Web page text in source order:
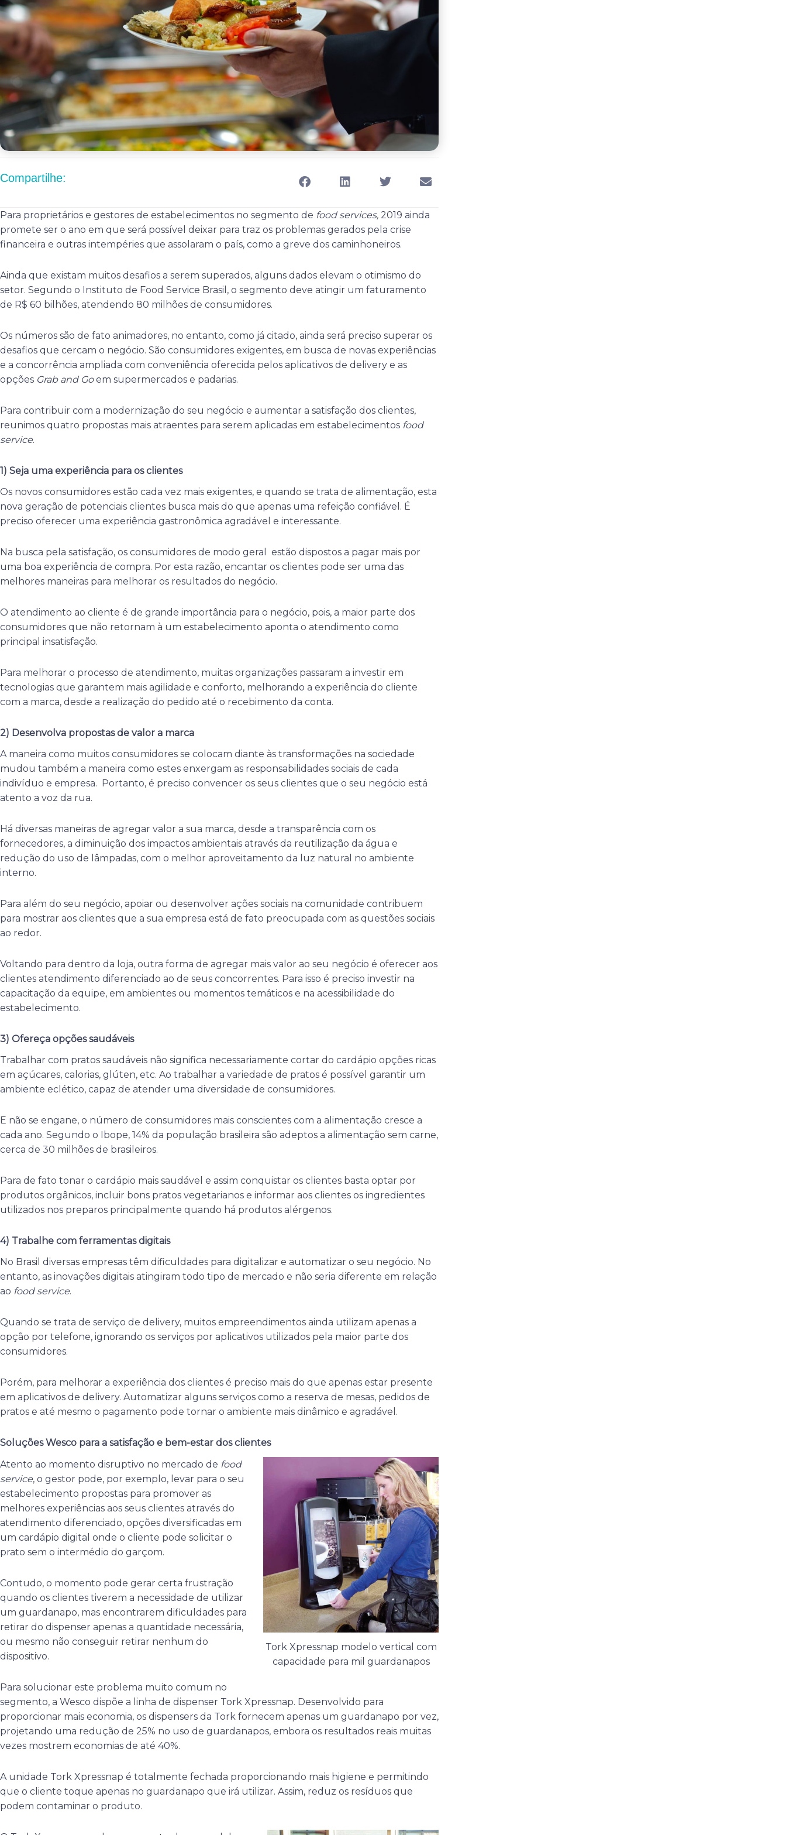
Compartilhe:
Para proprietários e gestores de estabelecimentos no segmento de food services, 2019 ainda
promete ser o ano em que será possível deixar para traz os problemas gerados pela crise
financeira e outras intempéries que assolaram o país, como a greve dos caminhoneiros.
Ainda que existam muitos desafios a serem superados, alguns dados elevam o otimismo do
setor. Segundo o Instituto de Food Service Brasil, o segmento deve atingir um faturamento
de R$ 60 bilhões, atendendo 80 milhões de consumidores.
Os números são de fato animadores, no entanto, como já citado, ainda será preciso superar os
desafios que cercam o negócio. São consumidores exigentes, em busca de novas experiências
e a concorrência ampliada com conveniência oferecida pelos aplicativos de delivery e as
opções Grab and Goem supermercados e padarias.
Para contribuir com a modernização do seu negócio e aumentar a satisfação dos clientes,
reunimos quatro propostas mais atraentes para serem aplicadas em estabelecimentos food
service.
1) Seja uma experiência para os clientes
Os novos consumidores estão cada vez mais exigentes, e quando se trata de alimentação, esta
nova geração de potenciais clientes busca mais do que apenas uma refeição confiável. É
preciso oferecer uma experiência gastronômica agradável e interessante.
Na busca pela satisfação, os consumidores de modo geral estão dispostos a pagar mais por
uma boa experiência de compra. Por esta razão, encantar os clientes pode ser uma das
melhores maneiras para melhorar os resultados do negócio.
O atendimento ao cliente é de grande importância para o negócio, pois, a maior parte dos
consumidores que não retornam à um estabelecimento aponta o atendimento como
principal insatisfação.
Para melhorar o processo de atendimento, muitas organizações passaram a investir em
tecnologias que garantem mais agilidade e conforto, melhorando a experiência do cliente
com a marca, desde a realização do pedido até o recebimento da conta.
2) Desenvolva propostas de valor a marca
A maneira como muitos consumidores se colocam diante às transformações na sociedade
mudou também a maneira como estes enxergam as responsabilidades sociais de cada
indivíduo e empresa. Portanto, é preciso convencer os seus clientes que o seu negócio está
atento a voz da rua.
Há diversas maneiras de agregar valor a sua marca, desde a transparência com os
fornecedores, a diminuição dos impactos ambientais através da reutilização da água e
redução do uso de lâmpadas, com o melhor aproveitamento da luz natural no ambiente
interno.
Para além do seu negócio, apoiar ou desenvolver ações sociais na comunidade contribuem
para mostrar aos clientes que a sua empresa está de fato preocupada com as questões sociais
ao redor.
Voltando para dentro da loja, outra forma de agregar mais valor ao seu negócio é oferecer aos
clientes atendimento diferenciado ao de seus concorrentes. Para isso é preciso investir na
capacitação da equipe, em ambientes ou momentos temáticos e na acessibilidade do
estabelecimento.
3) Ofereça opções saudáveis
Trabalhar com pratos saudáveis não significa necessariamente cortar do cardápio opções ricas
em açúcares, calorias, glúten, etc. Ao trabalhar a variedade de pratos é possível garantir um
ambiente eclético, capaz de atender uma diversidade de consumidores.
E não se engane, o número de consumidores mais conscientes com a alimentação cresce a
cada ano. Segundo o Ibope, 14% da população brasileira são adeptos a alimentação sem carne,
cerca de 30 milhões de brasileiros.
Para de fato tonar o cardápio mais saudável e assim conquistar os clientes basta optar por
produtos orgânicos, incluir bons pratos vegetarianos e informar aos clientes os ingredientes
utilizados nos preparos principalmente quando há produtos alérgenos.
4) Trabalhe com ferramentas digitais
No Brasil diversas empresas têm dificuldades para digitalizar e automatizar o seu negócio. No
entanto, as inovações digitais atingiram todo tipo de mercado e não seria diferente em relação
ao food service.
Quando se trata de serviço de delivery, muitos empreendimentos ainda utilizam apenas a
opção por telefone, ignorando os serviços por aplicativos utilizados pela maior parte dos
consumidores.
Porém, para melhorar a experiência dos clientes é preciso mais do que apenas estar presente
em aplicativos de delivery. Automatizar alguns serviços como a reserva de mesas, pedidos de
pratos e até mesmo o pagamento pode tornar o ambiente mais dinâmico e agradável.
Soluções Wesco para a satisfação e bem-estar dos clientes
Tork Xpressnap modelo vertical com
capacidade para mil guardanapos
Atento ao momento disruptivo no mercado de food
service, o gestor pode, por exemplo, levar para o seu
estabelecimento propostas para promover as
melhores experiências aos seus clientes através do
atendimento diferenciado, opções diversificadas em
um cardápio digital onde o cliente pode solicitar o
prato sem o intermédio do garçom.
Contudo, o momento pode gerar certa frustração
quando os clientes tiverem a necessidade de utilizar
um guardanapo, mas encontrarem dificuldades para
retirar do dispenser apenas a quantidade necessária,
ou mesmo não conseguir retirar nenhum do
dispositivo.
Para solucionar este problema muito comum no
segmento, a Wesco dispõe a linha de dispenser Tork Xpressnap. Desenvolvido para
proporcionar mais economia, os dispensers da Tork fornecem apenas um guardanapo por vez,
projetando uma redução de 25% no uso de guardanapos, embora os resultados reais muitas
vezes mostrem economias de até 40%.
A unidade Tork Xpressnap é totalmente fechada proporcionando mais higiene e permitindo
que o cliente toque apenas no guardanapo que irá utilizar. Assim, reduz os resíduos que
podem contaminar o produto.